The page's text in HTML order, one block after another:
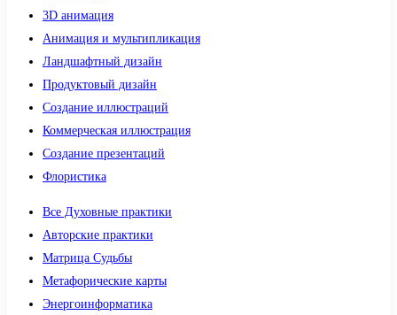
3D анимация
Анимация и мультипликация
Ландшафтный дизайн
Продуктовый дизайн
Создание иллюстраций
Коммерческая иллюстрация
Создание презентаций
Флористика
Все Духовные практики
Авторские практики
Матрица Судьбы
Метафорические карты
Энергоинформатика